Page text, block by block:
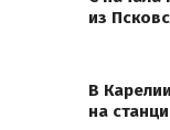
из
В
на